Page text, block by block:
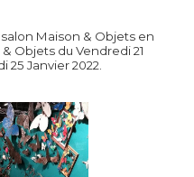
Maison & Objets en
Objets du Vendredi 21
25 Janvier 2022.